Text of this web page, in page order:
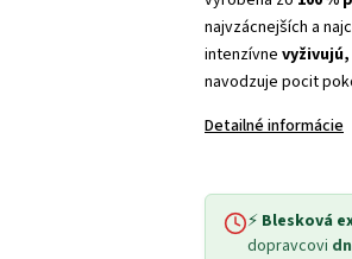
najvzácnejších a
intenzívne
navodzuje pocit
Detailné informácie
⚡ Blesková
dopravcovi